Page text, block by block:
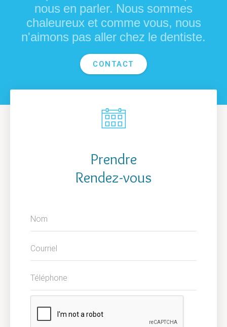
nous en parler. Nous sommes
chaleureux et comme vous, nous
n'aimons pas aller chez le dentiste.
CONTACT
r
Prendre
Rendez-vous